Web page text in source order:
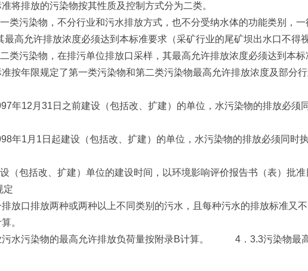
排放的污染物按其性质及控制方式分为二类。
污染物，不分行业和污水排放方式，也不分受纳水体的功能类别，一
最高允许排放浓度必须达到本标准要求（采矿行业的尾矿坝出水口不得
污染物，在排污单位排放口采样，其最高允许排放浓度必须达到本标
年限规定了第一类污染物和第二类污染物最高允许排放浓度及部分行
12月31日之前建设（包括改、扩建）的单位，水污染物的排放必须
1月1日起建设（包括改、扩建）的单位，水污染物的排放必须同时
包括改、扩建）单位的建设时间，以环境影响评价报告书（表）批准
口排放两种或两种以上不同类别的污水，且每种污水的排放标准又
。
水污染物的最高允许排放负荷量按附录B计算。 4．3.3污染物最高